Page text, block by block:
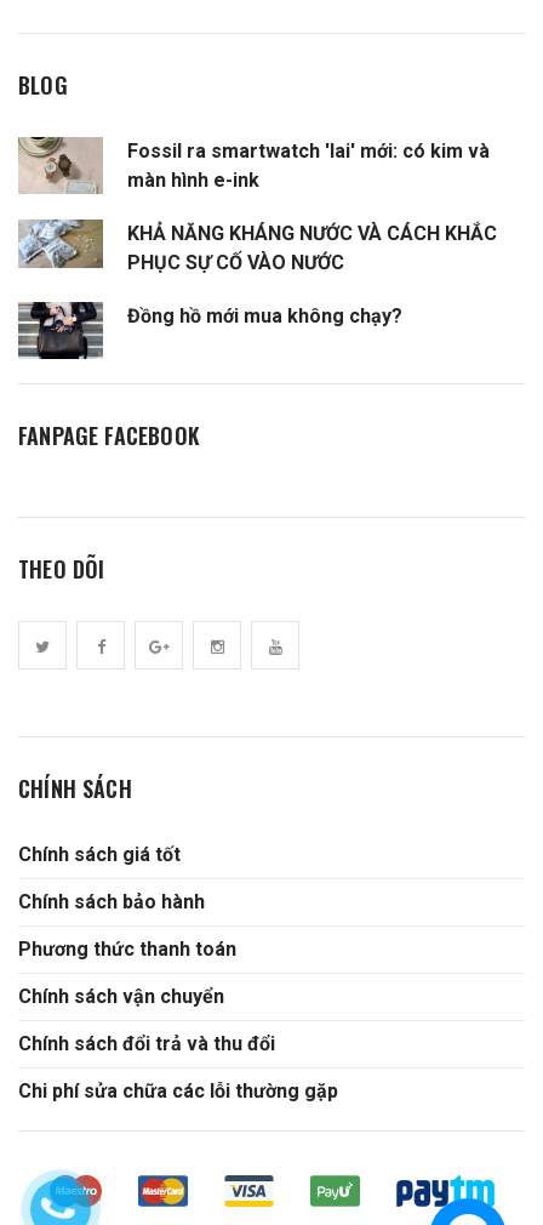
BLOG
Fossil ra smartwatch 'lai' mới: có kim và
màn hình e-ink
KHẢ NĂNG KHÁNG NƯỚC VÀ CÁCH KHẮC
PHỤC SỰ CỐ VÀO NƯỚC
Đồng hồ mới mua không chạy?
FANPAGE FACEBOOK
THEO DÕI
CHÍNH SÁCH
Chính sách giá tốt
Chính sách bảo hành
Phương thức thanh toán
Chính sách vận chuyển
Chính sách đổi trả và thu đổi
Chi phí sửa chữa các lỗi thường gặp